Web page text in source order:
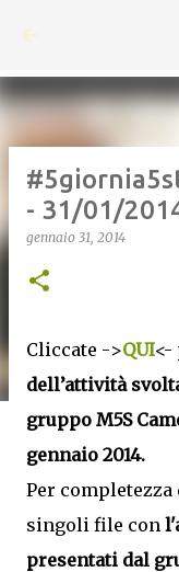
- 31/01/
gennaio 31, 2014
Cliccate ->QUI<-
dell’attività
gruppo M5S
gennaio 2014.
Per
singoli file con
presentati dal